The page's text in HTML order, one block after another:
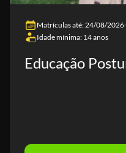
Matrículas até: 24/08/2026
Idade mínima: 14 anos
Educação